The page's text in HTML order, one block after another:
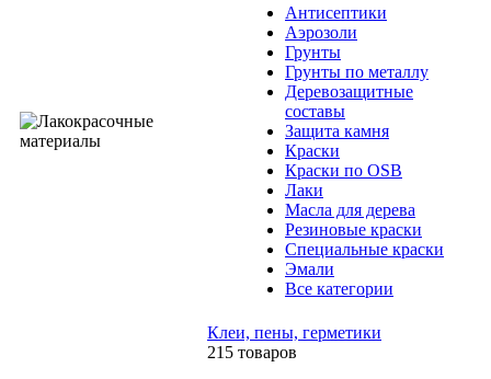
Антисептики
Аэрозоли
Грунты
Грунты по металлу
Деревозащитные
составы
Защита камня
Краски
Краски по OSB
Лаки
Масла для дерева
Резиновые краски
Специальные краски
Эмали
Все категории
Клеи, пены, герметики
215 товаров